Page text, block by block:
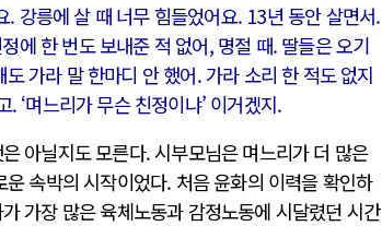
강릉에 살 때 너무 힘들었어요. 13년 동안 살면서.
에 한 번도 보내준 적 없어, 명절 때. 딸들은 오기
가라 말 한마디 안 했어. 가라 소리 한 적도 없지
‘며느리가 무슨 친정이냐’ 이거겠지.
아닐지도 모른다. 시부모님은 며느리가 더 많은
속박의 시작이었다. 처음 윤화의 이력을 확인하
가장 많은 육체노동과 감정노동에 시달렸던 시간